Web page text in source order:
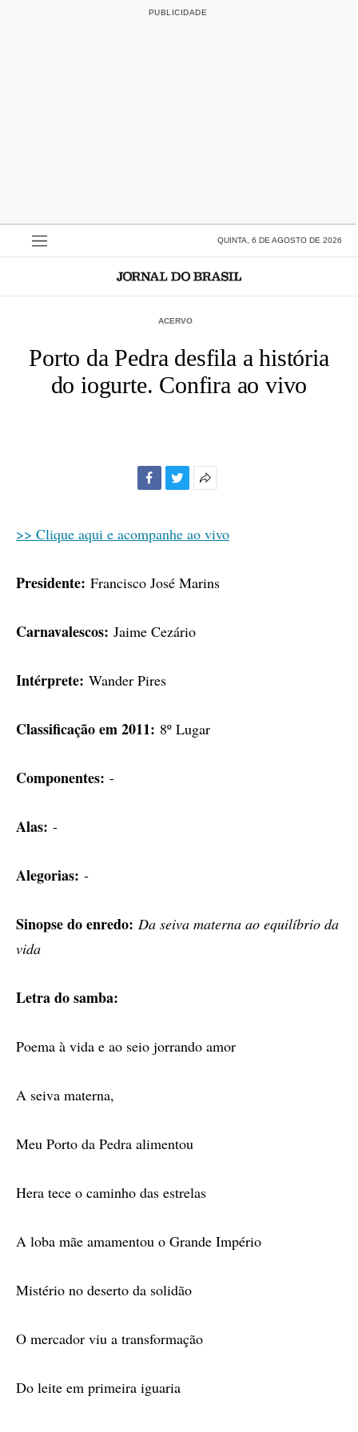
QUINTA, 6 DE AGOSTO DE 2026
ACERVO
Porto da Pedra desfila a história
do iogurte. Confira ao vivo
compartilhamento
>> Clique aqui e acompanhe ao vivo
Presidente: Francisco José Marins
Carnavalescos: Jaime Cezário
Intérprete: Wander Pires
Classificação em 2011: 8º Lugar
Componentes: -
Alas: -
Alegorias: -
Sinopse do enredo: Da seiva materna ao equilíbrio da
vida
Letra do samba:
Poema à vida e ao seio jorrando amor
A seiva materna,
Meu Porto da Pedra alimentou
Hera tece o caminho das estrelas
A loba mãe amamentou o Grande Império
Mistério no deserto da solidão
O mercador viu a transformação
Do leite em primeira iguaria